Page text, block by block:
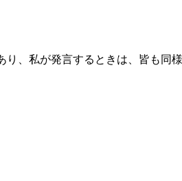
、私が発言するときは、皆も同